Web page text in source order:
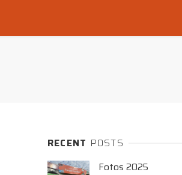
RECENT POSTS
Fotos 2025